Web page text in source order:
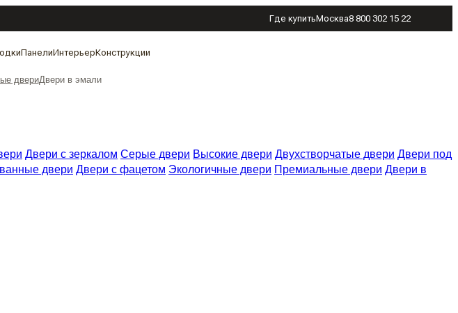
Где купитьМосква8 800 302 15 22
ПанелиИнтерьерКонструкции
двериДвери в эмали
Двери с зеркалом Серые двери Высокие двери Двухстворчатые двери Двери под
двери Двери с фацетом Экологичные двери Премиальные двери Двери в